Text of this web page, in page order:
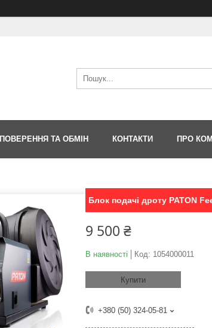
ПОВЕРЕННЯ ТА ОБМІН КОНТАКТИ ПРО
Блок подачі дроту PATON
9 500 ₴
В наявності Код: 1054000011
Купити
+380 (50) 324-05-81